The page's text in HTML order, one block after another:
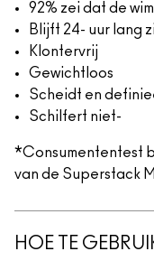
92% zei dat de
Blijft 24- uur lang
Klontervrij
Gewichtloos
Scheidt en
Schilfert niet-
*Consumententest
van de Superstack
HOE TE